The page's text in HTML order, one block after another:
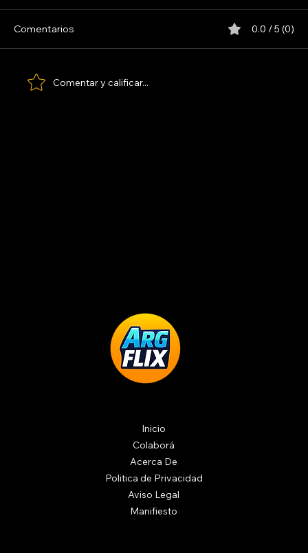
LINYERA
Comentarios 0.0 / 5 (0)
Comentar y calificar...
Inicio
Colaborá
Acerca De
Politica de Privacidad
Aviso Legal
Manifiesto